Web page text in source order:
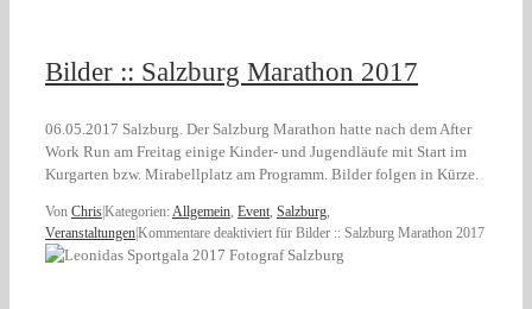
Bilder :: Salzburg Marathon 2017
06.05.2017 Salzburg. Der Salzburg Marathon hatte nach dem After
Work Run am Freitag einige Kinder- und Jugendläufe mit Start im
Kurgarten bzw. Mirabellplatz am Programm. Bilder folgen in Kürze.
Von ChrisKategorien:Allgemein, Event, Salzburg,
VeranstaltungenKommentare deaktiviert für Bilder :: Salzburg Marathon 2017